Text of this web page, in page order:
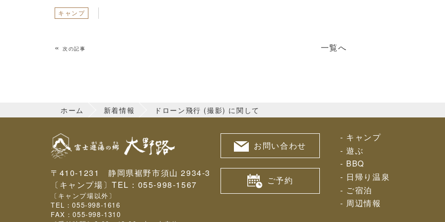
キャンプ
«次の記事 一覧へ
ホーム 新着情報 ドローン飛行 (撮影) に関して
〒410-1231 静岡県裾野市須山 2934-3
〔キャンプ場〕TEL： 055-998-1567
〔キャンプ場以外〕
TEL：055-998-1616
FAX：055-998-1310
お問い合わせ
ご予約
キャンプ
遊ぶ
BBQ
日帰り温泉
ご宿泊
周辺情報